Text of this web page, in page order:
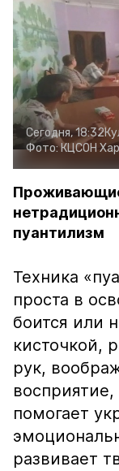
Сегодня, 18:32
Фото:КЦСОН
пуантилизм
Техника
проста в
боится или
кисточкой,
рук,
помогает
развивает